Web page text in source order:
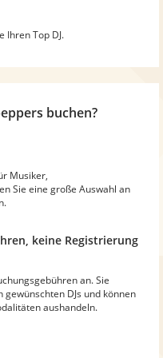
Ihren Top DJ.
buchen?
Musiker,
Sie eine große Auswahl an
keine Registrierung
an. Sie
DJs und können
aushandeln.